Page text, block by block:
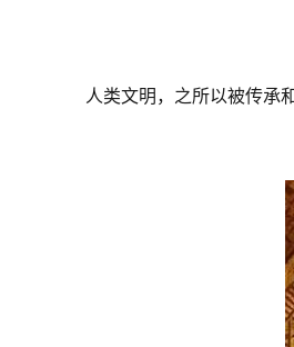
人类文明，之所以被传承